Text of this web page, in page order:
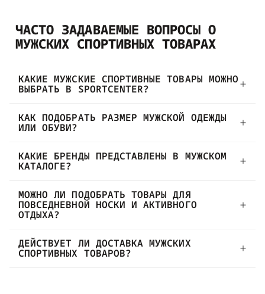
ЧАСТО ЗАДАВАЕМЫЕ ВОПРОСЫ О
МУЖСКИХ СПОРТИВНЫХ ТОВАРАХ
КАКИЕ МУЖСКИЕ СПОРТИВНЫЕ ТОВАРЫ МОЖНО
ВЫБРАТЬ В SPORTCENTER?
КАК ПОДОБРАТЬ РАЗМЕР МУЖСКОЙ ОДЕЖДЫ
ИЛИ ОБУВИ?
КАКИЕ БРЕНДЫ ПРЕДСТАВЛЕНЫ В МУЖСКОМ
КАТАЛОГЕ?
МОЖНО ЛИ ПОДОБРАТЬ ТОВАРЫ ДЛЯ
ПОВСЕДНЕВНОЙ НОСКИ И АКТИВНОГО
ОТДЫХА?
ДЕЙСТВУЕТ ЛИ ДОСТАВКА МУЖСКИХ
СПОРТИВНЫХ ТОВАРОВ?